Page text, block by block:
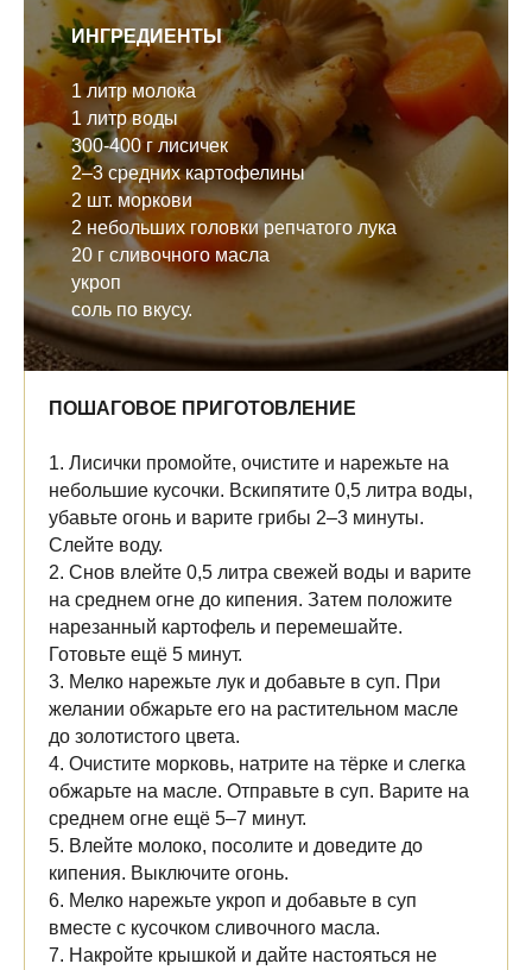
ИНГРЕДИЕНТЫ
1 литр молока
1 литр воды
300-400 г лисичек
2–3 средних картофелины
2 шт. моркови
2 небольших головки репчатого лука
20 г сливочного масла
укроп
соль по вкусу.
ПОШАГОВОЕ ПРИГОТОВЛЕНИЕ
1. Лисички промойте, очистите и нарежьте на
небольшие кусочки. Вскипятите 0,5 литра воды,
убавьте огонь и варите грибы 2–3 минуты.
Слейте воду.
2. Снов влейте 0,5 литра свежей воды и варите
на среднем огне до кипения. Затем положите
нарезанный картофель и перемешайте.
Готовьте ещё 5 минут.
3. Мелко нарежьте лук и добавьте в суп. При
желании обжарьте его на растительном масле
до золотистого цвета.
4. Очистите морковь, натрите на тёрке и слегка
обжарьте на масле. Отправьте в суп. Варите на
среднем огне ещё 5–7 минут.
5. Влейте молоко, посолите и доведите до
кипения. Выключите огонь.
6. Мелко нарежьте укроп и добавьте в суп
вместе с кусочком сливочного масла.
7. Накройте крышкой и дайте настояться не